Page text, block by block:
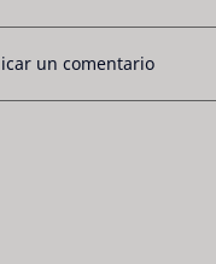
un comentario